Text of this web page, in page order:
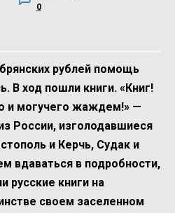
0
рублей помощь
В ход пошли книги. «Книг!
и могучего жаждем!» —
России, изголодавшиеся
и Керчь, Судак и
вдаваться в подробности,
русские книги на
своем заселенном